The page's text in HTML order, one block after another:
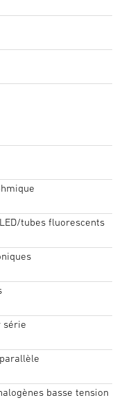
tubes fluorescents
série
basse tension